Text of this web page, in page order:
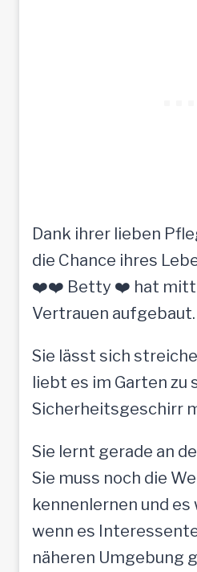
Dank ihrer lieben
die Chance ihres
❤️❤️ Betty ❤️ hat
Vertrauen aufgebaut.
Sie lässt sich
liebt es im Garten zu
Sicherheitsgeschirr
Sie lernt gerade an
Sie muss noch die
kennenlernen und
wenn es
näheren Umgebung